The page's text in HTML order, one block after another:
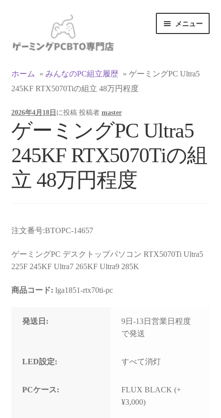
ゲ
ョ
ン
ス
キ
ッ
プ
テ
へ
ス
ッ
プ
メニュー
マイアカウント
支払い
お買い物カゴ
お買い物ガイド
ホーム » みんなのPC組立履歴 » ゲーミングPC Ultra5
245KF RTX5070Tiの組立 48万円程度
2026年4月18日 に投稿 投稿者 master
ゲーミングPC Ultra5
245KF RTX5070Tiの組
立 48万円程度
注文番号:BTOPC-14657
ゲーミングPC デスクトップパソコン RTX5070Ti Ultra5
225F 245KF Ultra7 265KF Ultra9 285K
商品コード: lga1851-rtx70ti-pc
発送日:
9日-13日営業日程度
で発送
LED設定: すべて消灯
PCケース:
FLUX BLACK (+
¥3,000)